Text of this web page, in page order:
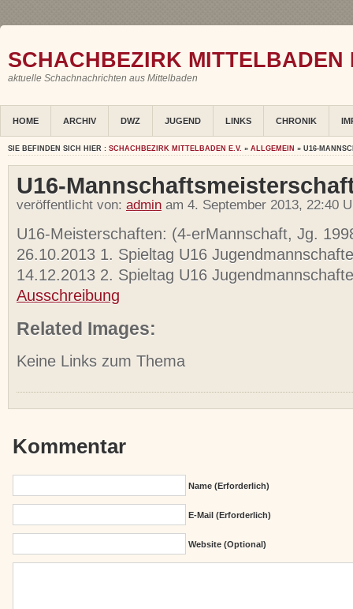
SCHACHBEZIRK MITTELBADEN
aktuelle Schachnachrichten aus Mittelbaden
HOME ARCHIV DWZ JUGEND LINKS CHRONIK
SIE BEFINDEN SICH HIER : SCHACHBEZIRK MITTELBADEN E.V. » ALLGEMEIN » U16-
U16-
veröffentlicht von: admin am 4. September 2013, 22:40
U16-Meisterschaften: (4-erMannschaft, Jg.
26.10.2013 1. Spieltag U16
14.12.2013 2. Spieltag U16
Ausschreibung
Related Images:
Keine Links zum Thema
Kommentar
Name (erforderlich)
E-Mail (erforderlich)
Website (Optional)